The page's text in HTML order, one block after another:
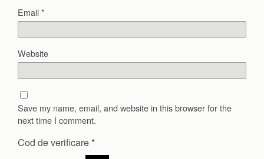
Email*
Website
Save my name, email, and website in this browser for the
next time I comment.
Cod de verificare *